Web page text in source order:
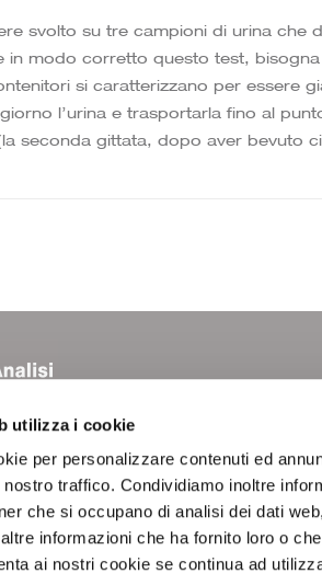
utilizza i cookie
per personalizzare contenuti ed
traffico. Condividiamo inoltre
che si occupano di analisi dei dati
informazioni che ha fornito loro o
ai nostri cookie se continua ad
svolto su tre campioni di urina
in modo corretto questo test,
si caratterizzano per essere
l’urina e trasportarla fino al
seconda gittata, dopo aver bevuto
Laboratorio Analisi
Attività Diagnostiche
Profili Esami
Intolleranze & Allergie
Area Documentale
Contatti